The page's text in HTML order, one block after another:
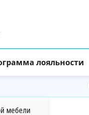
лояльности
мебели